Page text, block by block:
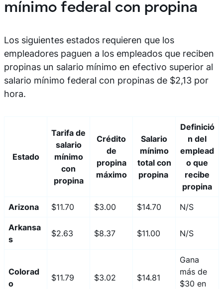
mínimo federal con propina
Los siguientes estados requieren que los
empleadores paguen a los empleados que reciben
propinas un salario mínimo en efectivo superior al
salario mínimo federal con propinas de $2,13 por
hora.
Estado
Tarifa de
salario
mínimo
con
propina
Crédito
de
propina
máximo
Salario
mínimo
total con
propina
Definició
n del
emplead
o que
recibe
propina
Arizona $11.70 $3.00 $14.70 N/S
Arkansa
s
$2.63 $8.37 $11.00 N/S
Colorad
o
$11.79 $3.02 $14.81
Gana
más de
$30 en